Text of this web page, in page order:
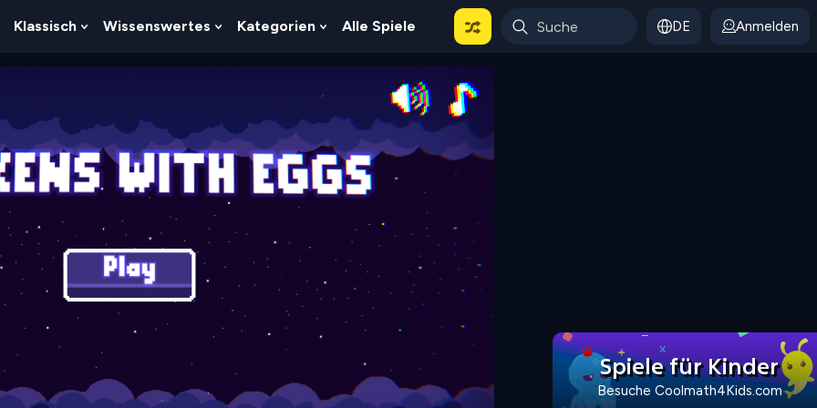
Show
Klassisch
Show
For
Wissenswertes
Show
For
Kategorien
Show
For
Kategorien
Alle Spiele DE Anmelden
Spiele für Kinder
Besuche Coolmath4Kids.com